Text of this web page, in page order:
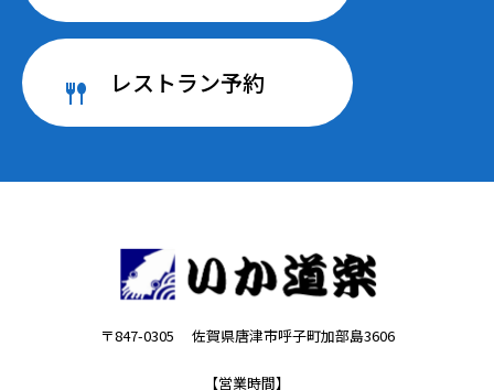
レストラン予約
〒847-0305 佐賀県唐津市呼子町加部島3606
【営業時間】